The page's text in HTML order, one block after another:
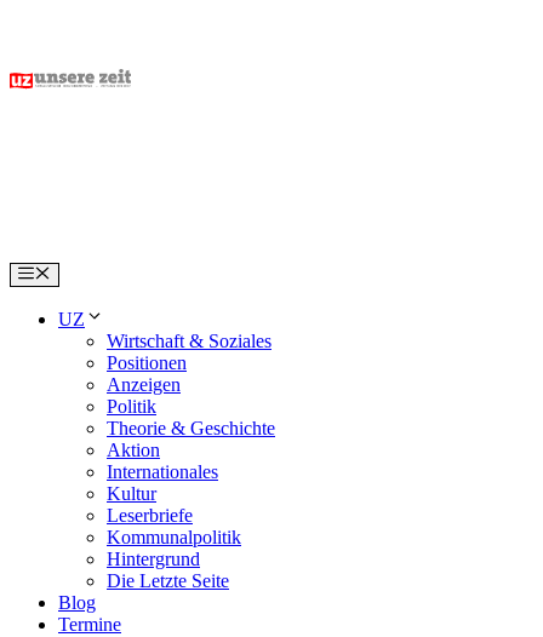
content
Menu
UZ
Wirtschaft & Soziales
Positionen
Anzeigen
Politik
Theorie & Geschichte
Aktion
Internationales
Kultur
Leserbriefe
Kommunalpolitik
Hintergrund
Die Letzte Seite
Blog
Termine